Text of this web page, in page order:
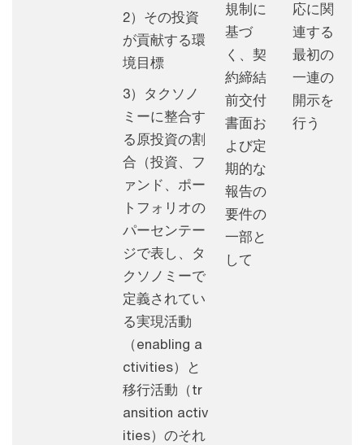
2）その投資
が貢献する環
境目標
3）タクソノ
ミーに整合す
る原投資の割
合（投資、フ
ァンド、ポー
トフォリオの
パーセンテー
ジで表し、タ
クソノミーで
定義されてい
る実現活動
（enabling a
ctivities）と
移行活動（tr
ansition activ
ities）のそれ
規制に
基づ
く、契
約締結
前交付
書面お
よび定
期的な
報告の
要件の
一部と
して
応に関
連する
最初の
一連の
開示を
行う